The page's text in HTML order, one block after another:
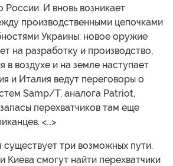
России. И вновь возникает
производственными цепочками
Украины: новое оружие
на разработку и производство,
в воздухе и на земле наступает
и Италия ведут переговоры о
Samp/T, аналога Patriot,
перехватчиков там еще
<…>
три возможных пути.
смогут найти перехватчики